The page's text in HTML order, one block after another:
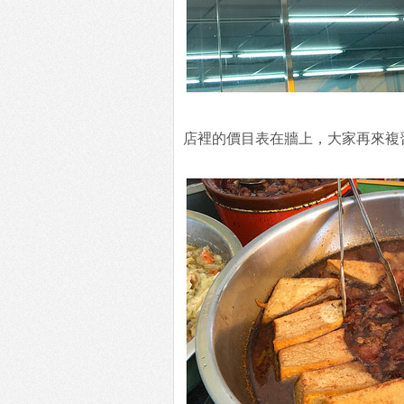
店裡的價目表在牆上，大家再來複